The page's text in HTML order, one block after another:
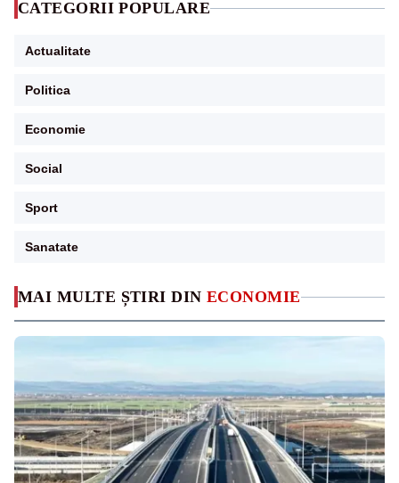
MAI MULTE ȘTIRI DIN ECONOMIE
CATEGORII POPULARE
Actualitate
Politica
Economie
Social
Sport
Sanatate